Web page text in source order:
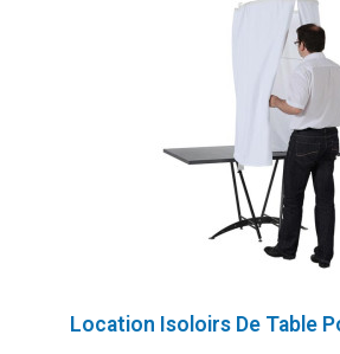
Location Isoloirs De Table